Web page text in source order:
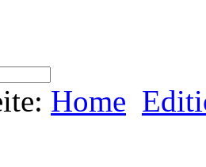
Home